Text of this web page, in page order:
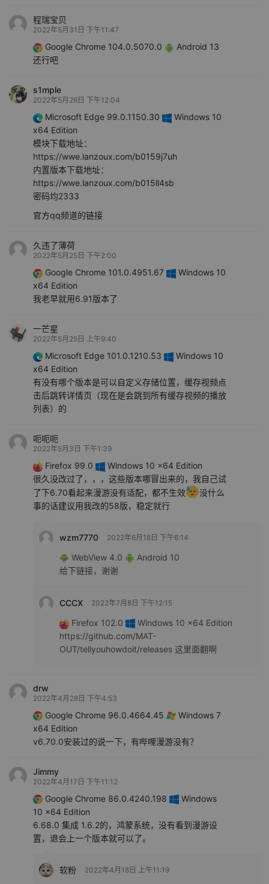
程瑞宝贝
2022年5月31日 下午11:47
Google Chrome 104.0.5070.0
Android 13
还行吧
s1mple
2022年5月26日 下午12:04
Microsoft Edge 99.0.1150.30
Windows 10
x64 Edition
模块下载地址：
https://wwe.lanzoux.com/b0159j7uh
内置版本下载地址：
https://wwe.lanzoux.com/b015ll4sb
密码均2333
官方qq频道的链接
久违了薄荷
2022年5月25日 下午2:00
Google Chrome 101.0.4951.67
Windows 10
x64 Edition
我老早就用6.91版本了
一芒星
2022年5月25日 上午9:40
Microsoft Edge 101.0.1210.53
Windows 10
x64 Edition
有没有哪个版本是可以自定义存储位置，缓存视频点
击后跳转详情页（现在是会跳到所有缓存视频的播放
列表）的
呃呃呃
2022年5月3日 下午1:39
Firefox 99.0
Windows 10 x64 Edition
很久没改过了，，，这些版本哪冒出来的，我自己试
了下6.70看起来漫游没有适配，都不生效
没什么
事的话建议用我改的58版，稳定就行
wzm7770 2022年6月18日 下午6:14
WebView 4.0
Android 10
给下链接，谢谢
CCCX 2022年7月8日 下午12:15
Firefox 102.0
Windows 10 x64 Edition
https://github.com/MAT-
OUT/tellyouhowdoit/releases 这里面翻啊
drw
2022年4月28日 下午4:53
Google Chrome 96.0.4664.45
Windows 7
x64 Edition
v6.70.0安装过的说一下，有哔哩漫游没有？
Jimmy
2022年4月17日 下午11:12
Google Chrome 86.0.4240.198
Windows
10 x64 Edition
6.68.0 集成 1.6.2的，鸿蒙系统，没有看到漫游设
置，退会上一个版本就可以了。
软粉 2022年4月18日 上午11:19